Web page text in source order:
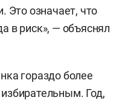
Это означает, что
в риск», — объяснял
гораздо более
Год,